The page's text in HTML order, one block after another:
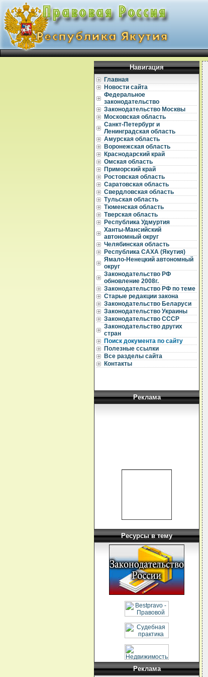
Навигация
Главная
Новости сайта
Федеральное
законодательство
Законодательство Москвы
Московская область
Санкт-Петербург и
Ленинградская область
Амурская область
Воронежская область
Краснодарский край
Омская область
Приморский край
Ростовская область
Саратовская область
Свердловская область
Тульская область
Тюменская область
Тверская область
Республика Удмуртия
Ханты-Мансийский
автономный округ
Челябинская область
Республика САХА (Якутия)
Ямало-Ненецкий автономный
округ
Законодательство РФ
обновление 2008г.
Законодательство РФ по теме
Старые редакции закона
Законодательство Беларуси
Законодательство Украины
Законодательство СССР
Законодательство других
стран
Поиск документа по сайту
Полезные ссылки
Все разделы сайта
Контакты
Реклама
Ресурсы в тему
Реклама